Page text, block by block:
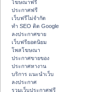
โฆษณาฟรี
ประกาศฟรี
เว็บฟรีไม่จำกัด
ทำ SEO ติด Google
ลงประกาศขาย
เว็บฟรียอดนิยม
โพสโฆษณา
ประกาศขายของ
ประกาศหางาน
บริการ แนะนำเว็บ
ลงประกาศ
รวมเว็บประกาศฟรี